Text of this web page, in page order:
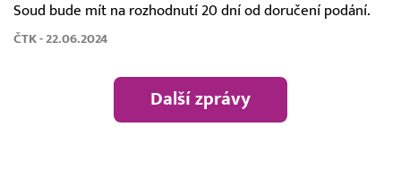
Soud bude mít na rozhodnutí 20 dní od doručení podání.
ČTK - 22.06.2024
Další zprávy